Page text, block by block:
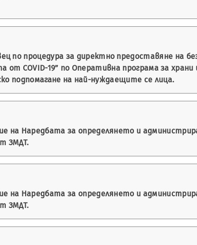
по процедура за директно предоставяне на
от COVID-19” по Оперативна програма за
подпомагане на най-нуждаещите се лица.
на Наредбата за определянето и
ЗМДТ.
на Наредбата за определянето и
ЗМДТ.